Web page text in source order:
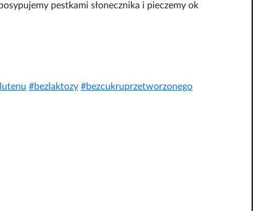
pestkami słonecznika i pieczemy ok
#bezlaktozy #bezcukruprzetworzonego